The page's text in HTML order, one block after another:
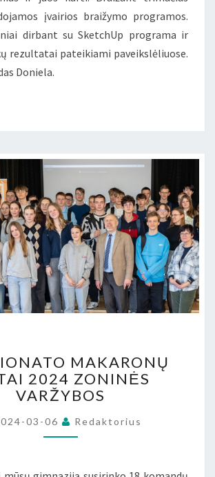
įvairios braižymo programos.
dirbant su SketchUp programa ir
rezultatai pateikiami paveikslėliuose.
Doniela.
MAKARONŲ
TILTAI
2024
VARŽYBOS
MAKARONŲ
2024 ZONINĖS
VARŽYBOS
03-06 Redaktorius